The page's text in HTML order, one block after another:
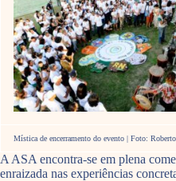
Mística de encerramento do evento | Foto:
A ASA encontra-se em plena
enraizada nas experiências